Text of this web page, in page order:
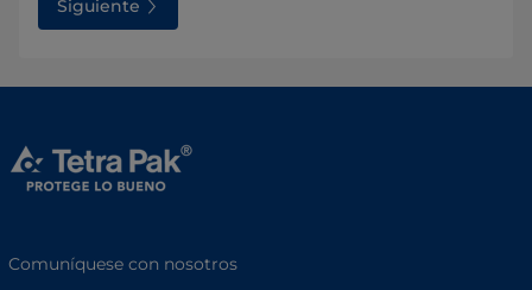
Siguiente
Comuníquese con nosotros